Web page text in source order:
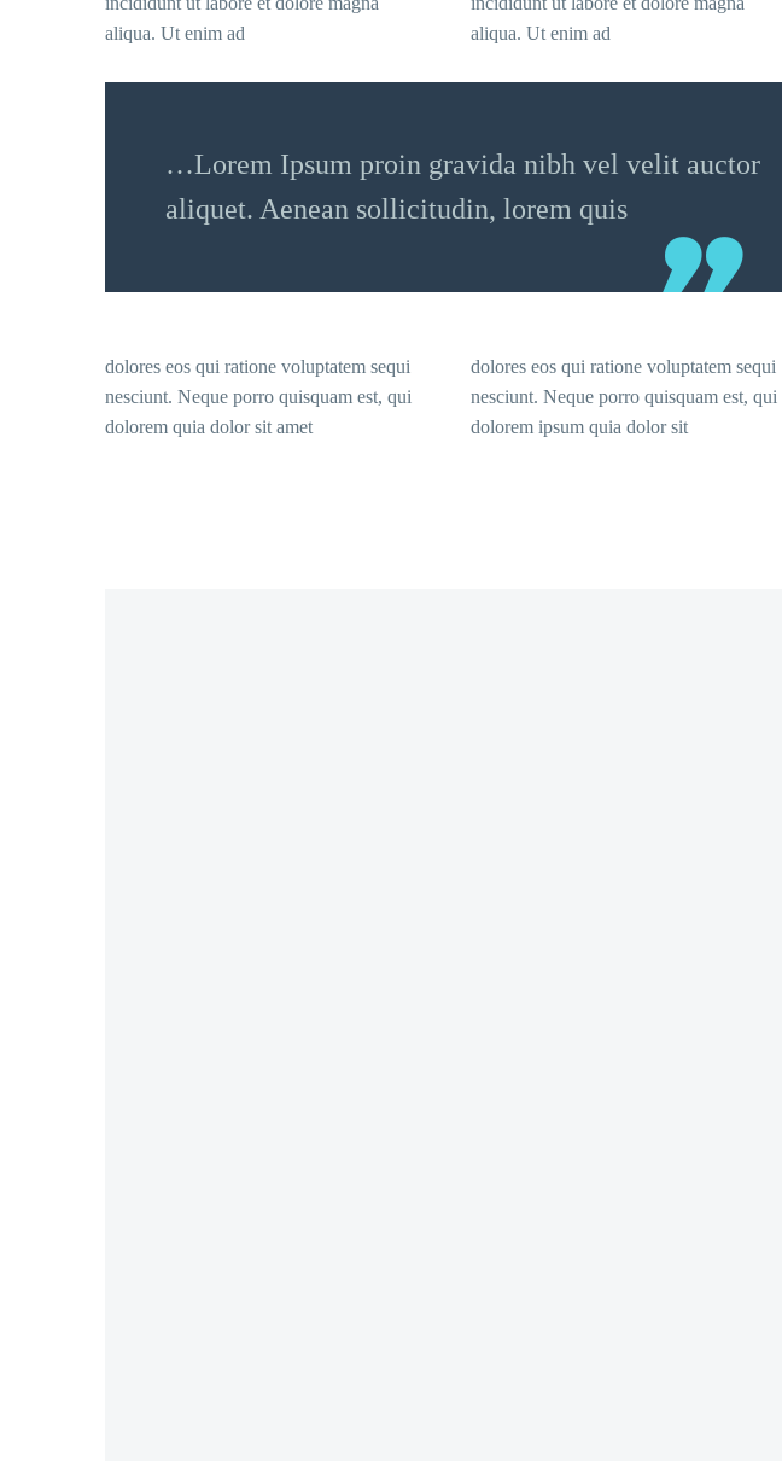
aliqua. Ut enim ad
aliqua. Ut enim ad
…Lorem Ipsum proin gravida nibh vel velit auctor
aliquet. Aenean sollicitudin, lorem quis
dolores eos qui ratione voluptatem sequi
nesciunt. Neque porro quisquam est, qui
dolorem quia dolor sit amet
dolores eos qui ratione voluptatem sequi
nesciunt. Neque porro quisquam est, qui
dolorem ipsum quia dolor sit